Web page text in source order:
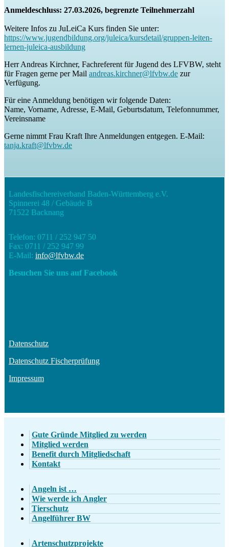
Anmeldeschluss: 27.03.2026, begrenzte Teilnehmerzahl
Weitere Infos zu JuLeiCa Kurs finden Sie unter:
https://www.jugendbildung.org/juleica/kursdetail/gruppen-leiten-
lernen-juleica-ausbildung
Herr Andreas Kirchner, Fachreferent für Jugend des LFVBW, steht
für Fragen gerne per Mail andreas.kirchner@lfvbw.de zur
Verfügung.
Für eine Anmeldung benötigen wir folgende Daten:
Name, Vorname, Adresse, E-Mail, Geburtsdatum, Telefonnummer,
Vereinsname
Gerne nimmt Frau Kraft Ihre Anmeldungen entgegen. E-Mail:
tanja.kraft@lfvbw.de
Landesfischereiverband Baden-Württemberg e.V.
Spinnerei 48 / Gebäude B
71522 Backnang
Telefon: 0711 / 252 947 50
Fax: 0711 / 252 947 99
E-Mail: info@lfvbw.de
Besuchen Sie uns auf Facebook
Datenschutz
Datenschutz Fischerprüfung
Impressum
Gute Gründe Mitglied zu werden
Mitglied werden
Benefit durch Mitgliedschaft
Kontakt
Angeln ist …
Wie werde ich Angler
Tierschutz
Angelführer BW
Artenschutzprojekte